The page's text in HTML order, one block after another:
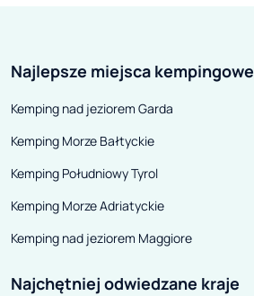
Najlepsze miejsca kempingowe
Kemping nad jeziorem Garda
Kemping Morze Bałtyckie
Kemping Południowy Tyrol
Kemping Morze Adriatyckie
Kemping nad jeziorem Maggiore
Najchętniej odwiedzane kraje